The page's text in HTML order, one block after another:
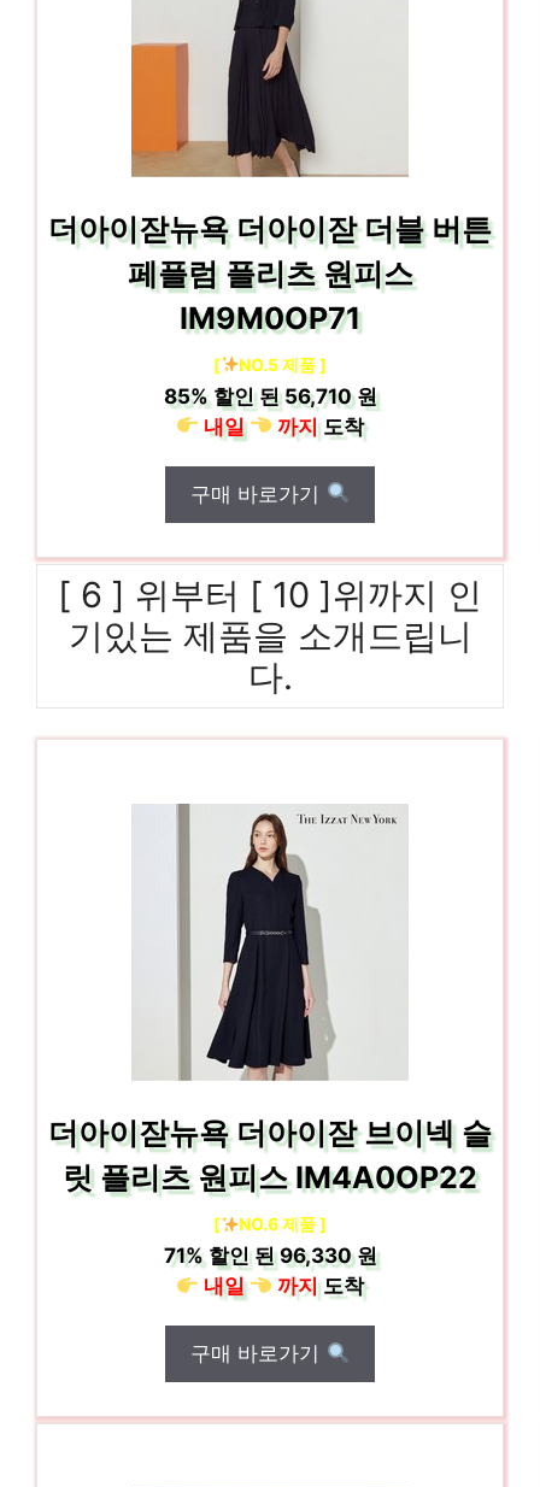
더아이잗뉴욕 더아이잗 더블 버튼
페플럼 플리츠 원피스
IM9M0OP71
[ NO.5 제품 ]
85%할인 된56,710 원
내일
까지도착
구매 바로가기
[ 6 ] 위부터 [ 10 ]위까지 인
기있는 제품을 소개드립니
다.
더아이잗뉴욕 더아이잗 브이넥 슬
릿 플리츠 원피스 IM4A0OP22
[ NO.6 제품 ]
71%할인 된96,330 원
내일
까지도착
구매 바로가기